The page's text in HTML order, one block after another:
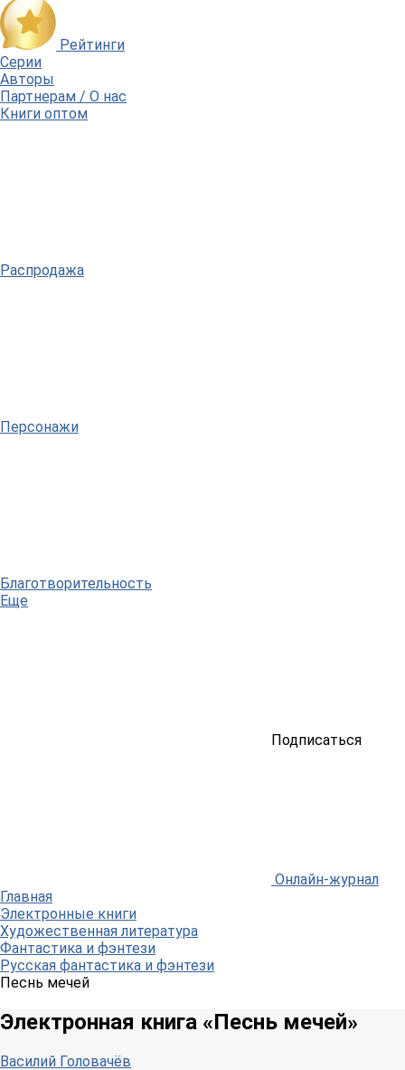
Рейтинги
Серии
Авторы
Партнерам / О нас
Книги оптом
Распродажа
Персонажи
Благотворительность
Еще
Подписаться
Онлайн-журнал
Главная
Электронные книги
Художественная литература
Фантастика и фэнтези
Русская фантастика и фэнтези
Песнь мечей
Электронная книга «Песнь мечей»
Василий Головачёв